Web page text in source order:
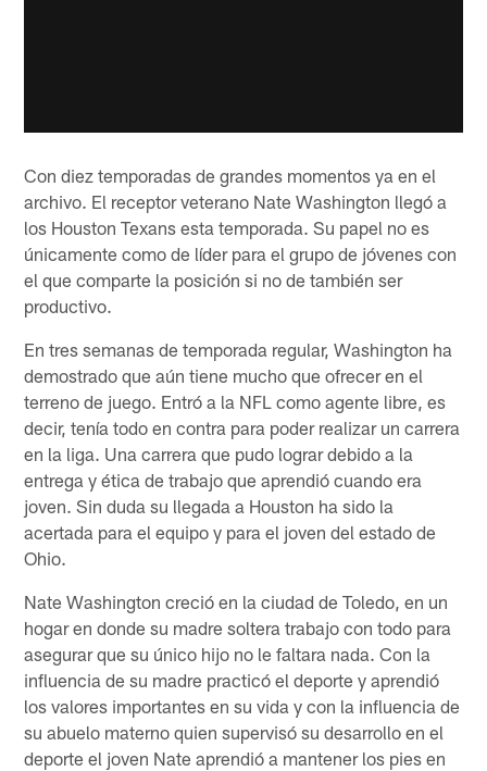
Con diez temporadas de grandes momentos ya en el
archivo. El receptor veterano Nate Washington llegó a
los Houston Texans esta temporada. Su papel no es
únicamente como de líder para el grupo de jóvenes con
el que comparte la posición si no de también ser
productivo.
En tres semanas de temporada regular, Washington ha
demostrado que aún tiene mucho que ofrecer en el
terreno de juego. Entró a la NFL como agente libre, es
decir, tenía todo en contra para poder realizar un carrera
en la liga. Una carrera que pudo lograr debido a la
entrega y ética de trabajo que aprendió cuando era
joven. Sin duda su llegada a Houston ha sido la
acertada para el equipo y para el joven del estado de
Ohio.
Nate Washington creció en la ciudad de Toledo, en un
hogar en donde su madre soltera trabajo con todo para
asegurar que su único hijo no le faltara nada. Con la
influencia de su madre practicó el deporte y aprendió
los valores importantes en su vida y con la influencia de
su abuelo materno quien supervisó su desarrollo en el
deporte el joven Nate aprendió a mantener los pies en